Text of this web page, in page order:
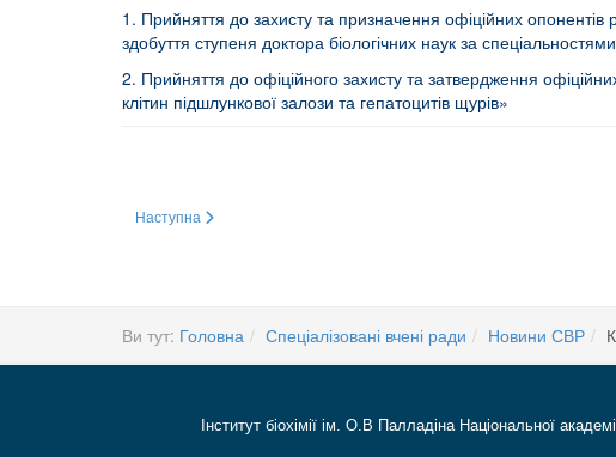
1. Прийняття до захисту та призначення офіційних
здобуття ступеня доктора біологічних наук за
2. Прийняття до офіційного захисту та затвердження
клітин підшлункової залози та гепатоцитів щурів»
Наступна стаття: Про оприлюднення дисертацій та відгуків офіційних
Наступна
Ви тут: Головна Спеціалізовані вчені ради Новини СВР
Інститут біохімії ім. О.В Палладіна Національної